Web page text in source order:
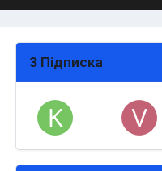
3 Підписка